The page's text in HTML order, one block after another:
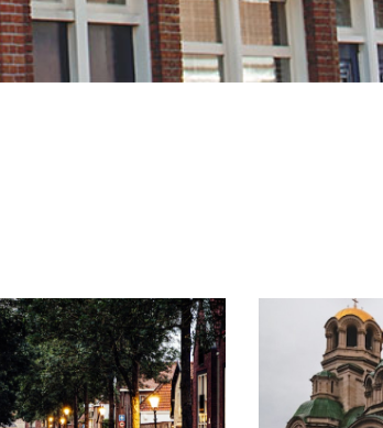
Energie Inkoop